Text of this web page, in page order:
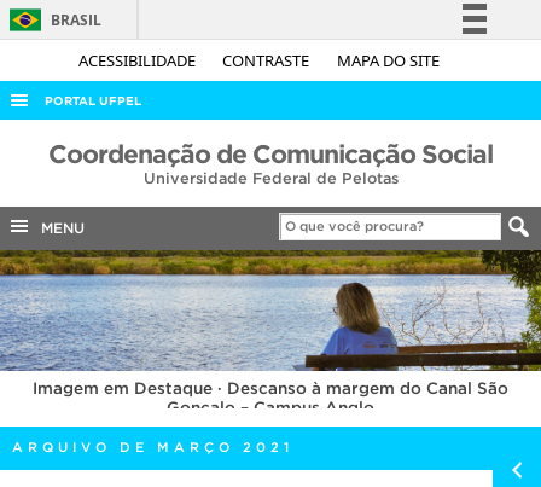
ACESSIBILIDADE CONTRASTE MAPA DO SITE
BRASIL
Simplifique!
Acesso à informação
Legislação
Canais
PORTAL UFPEL
ACESSO À INFORMAÇÃO
COBALTO
CONCURSOS
EDITAIS
INTERNACIONAL
OUVIDORIA
PORTARIAS
TELEFONES
Coordenação de Comunicação Social
Universidade Federal de Pelotas
MENU
Imagem em Destaque · Descanso à margem do Canal São
Gonçalo – Campus Anglo
ARQUIVO DE MARÇO 2021